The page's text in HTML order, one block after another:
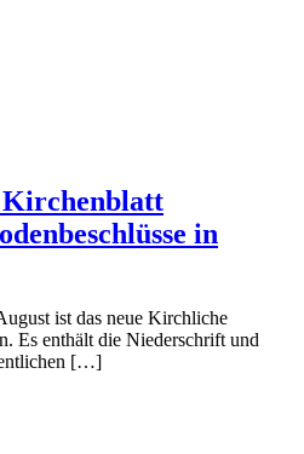
Kirchenblatt
in
ist das neue Kirchliche
Es enthält die Niederschrift und
[…]